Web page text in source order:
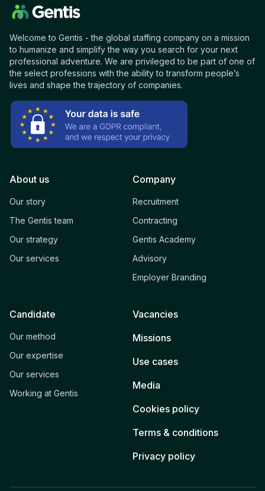
Welcome to Gentis - the global staffing company on a mission
to humanize and simplify the way you search for your next
professional adventure. We are privileged to be part of one of
the select professions with the ability to transform people’s
lives and shape the trajectory of companies.
About us
Our story
The Gentis team
Our strategy
Our services
Company
Recruitment
Contracting
Gentis Academy
Advisory
Employer Branding
Candidate
Our method
Our expertise
Our services
Working at Gentis
Vacancies
Missions
Use cases
Media
Cookies policy
Terms & conditions
Privacy policy